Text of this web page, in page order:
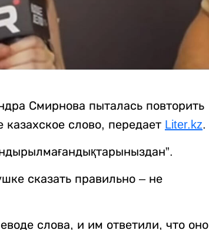
Смирнова пыталась повторить
слово, передает Liter.kz.
сказать правильно – не
слова, и им ответили, что оно